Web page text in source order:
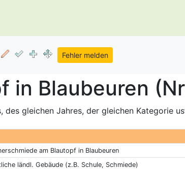
in Blaubeuren
gleichen Jahres, der gleichen Kategorie
am Blautopf in Blaubeuren
ländl. Gebäude (z.B. Schule, Schmiede)